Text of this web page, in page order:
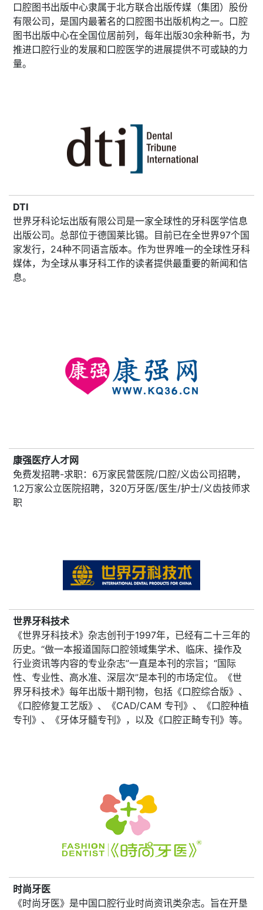
口腔图书出版中心隶属于北方联合出版传媒（集团）股份
有限公司，是国内最著名的口腔图书出版机构之一。口腔
图书出版中心在全国位居前列，每年出版30余种新书，为
推进口腔行业的发展和口腔医学的进展提供不可或缺的力
量。
DTI
世界牙科论坛出版有限公司是一家全球性的牙科医学信息
出版公司。总部位于德国莱比锡。目前已在全世界97个国
家发行，24种不同语言版本。作为世界唯一的全球性牙科
媒体，为全球从事牙科工作的读者提供最重要的新闻和信
息。
康强医疗人才网
免费发招聘-求职：6万家民营医院/口腔/义齿公司招聘，
1.2万家公立医院招聘，320万牙医/医生/护士/义齿技师求
职
世界牙科技术
《世界牙科技术》杂志创刊于1997年，已经有二十三年的
历史。“做一本报道国际口腔领域集学术、临床、操作及
行业资讯等内容的专业杂志”一直是本刊的宗旨；“国际
性、专业性、高水准、深层次”是本刊的市场定位。《世
界牙科技术》每年出版十期刊物，包括《口腔综合版》、
《口腔修复工艺版》、《CAD/CAM 专刊》、《口腔种植
专刊》、《牙体牙髓专刊》，以及《口腔正畸专刊》等。
时尚牙医
《时尚牙医》是中国口腔行业时尚资讯类杂志。旨在开垦